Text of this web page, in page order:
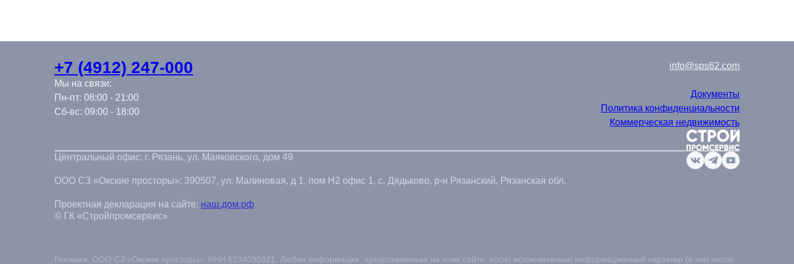
+7 (4912) 247-000
Мы на связи:
Пн-пт: 08:00 - 21:00
Сб-вс: 09:00 - 18:00
info@sps62.com
Документы
Политика конфиденциальности
Коммерческая недвижимость
Центральный офис: г. Рязань, ул. Маяковского, дом 49
ООО СЗ «Окские просторы»: 390507, ул. Малиновая, д 1, пом Н2 офис 1, с. Дядьково, р-н Рязанский, Рязанская обл.
Проектная декларация на сайте: наш.дом.рф
© ГК «Стройпромсервис»
Реклама. ООО СЗ «Окские просторы». ИНН 6234090321. Любая информация, представленная на этом сайте, носит исключительно информационный характер (в том числе